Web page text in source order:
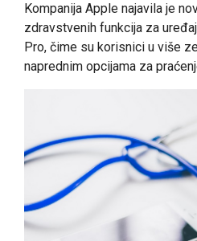
Kompanija Apple najavila je
zdravstvenih funkcija za
Pro, čime su korisnici u više
naprednim opcijama za